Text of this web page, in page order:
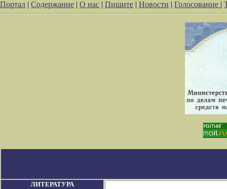
Портал | Содержание | О нас | Пишите | Новости | Голосование |
ЛИТЕРАТУРА